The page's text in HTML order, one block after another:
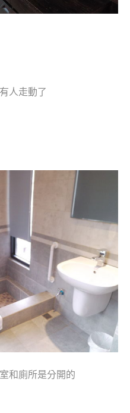
人走動了
和廁所是分開的